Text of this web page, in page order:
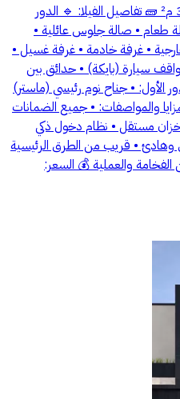
الأرض: 259 م² • مسطح البناء: 358 م² 🧱 تفاصيل الفيلا: 🔹 الدور
طعام • صالة جلوس عائلية •
• غرفة خادمة • غرفة غسيل •
سيارة (بايكة) • حدائق بين
• جناح نوم رئيسي (ماستر)
والمواصفات: • جميع الضمانات
مستقل • نظام دخول ذكي
• قريب من الطرق الرئيسية
والعملية 💰 السعر: